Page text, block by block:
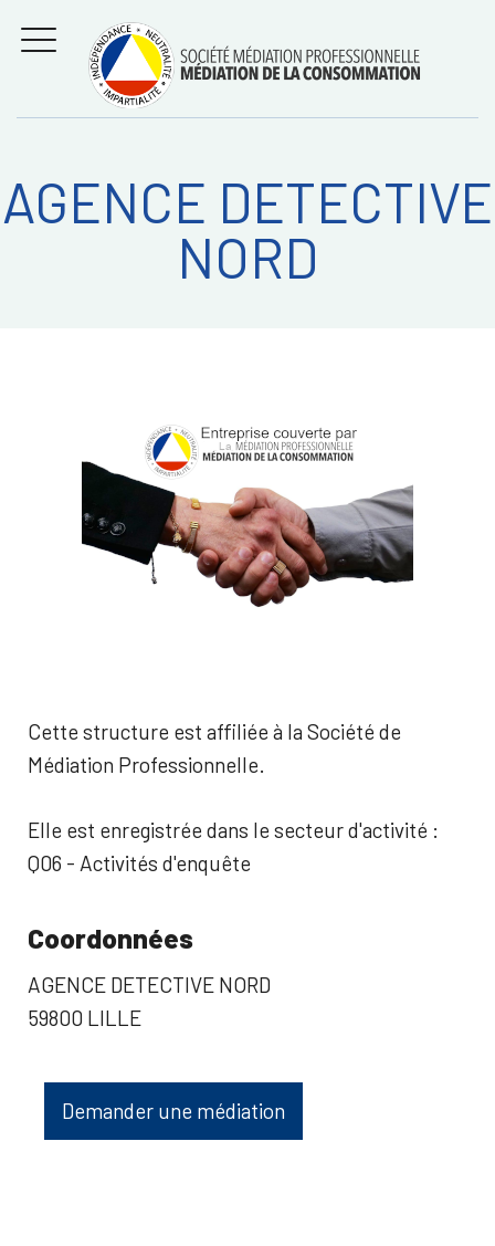
Régler les litiges
entre
consommateurs et
professionnels avec
la médiation de la
consommation
MENU
Recherche
AGENCE DETECTIVE
NORD
Cette structure est affiliée à la Société de
Médiation Professionnelle.
Elle est enregistrée dans le secteur d'activité :
Q06 - Activités d'enquête
Coordonnées
AGENCE DETECTIVE NORD
59800 LILLE
Demander une médiation